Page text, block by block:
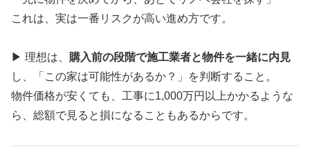
これは、実は一番リスクが高い進め方です。
▶ 理想は、 購入前の段階で施工業者と物件を一緒に内見
し、「この家は可能性があるか？」を判断すること。
物件価格が安くても、工事に1,000万円以上かかるような
ら、総額で見ると損になることもあるからです。